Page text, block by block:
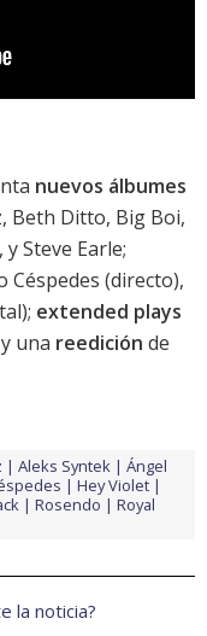
nuevos álbumes
, Beth Ditto, Big Boi,
, ySteve Earle;
Céspedes (directo),
extended plays
una reedición de
Aleks Syntek
Ángel
Hey Violet
Rosendo
Royal
la noticia?